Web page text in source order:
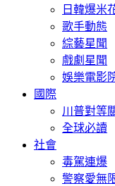
日韓爆米
歌手動態
綜藝星聞
戲劇星聞
娛樂電影
國際
川普對等
全球必讀
社會
毒駕連爆
警察愛無